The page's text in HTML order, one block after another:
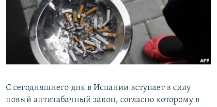
РАСПИСАНИЕ ВЕЩАНИЯ
ПОДПИШИТЕСЬ НА РАССЫЛКУ
СОЦИАЛЬНЫЕ СЕТИ
С сегодняшнего дня в Испании вступает в силу
новый антитабачный закон, согласно которому в